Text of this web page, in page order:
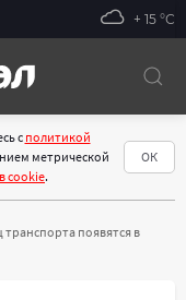
+ 15 °С
сполитикой
метрической
cookie.
ОК
транспорта появятся в